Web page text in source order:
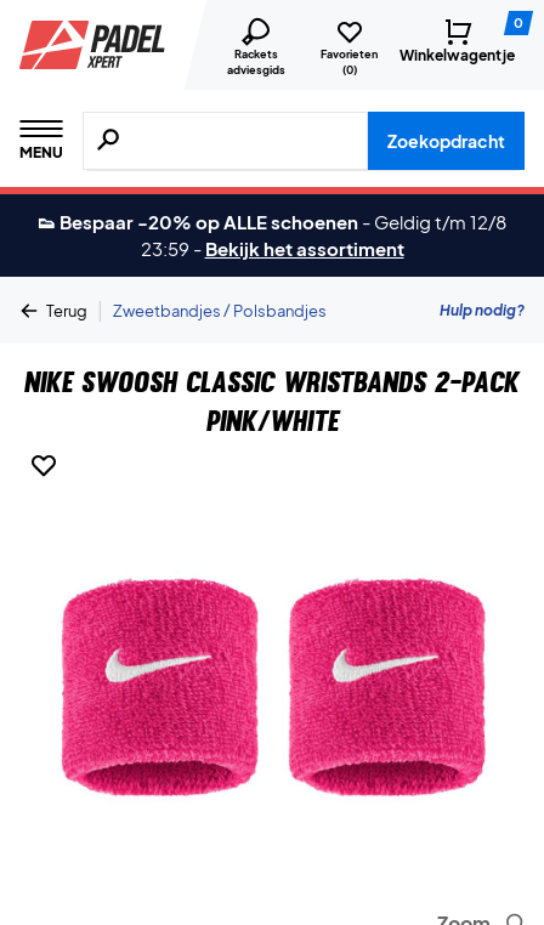
Rackets
adviesgids
Favorieten
(0)
0
Winkelwagentje
MENU
Zoeken naar producten, merken etc.
Zoekopdracht
👟 Bespaar -20% op ALLE schoenen - Geldig t/m 12/8
23:59 - Bekijk het assortiment
Terug | Zweetbandjes / Polsbandjes Hulp nodig?
Nike Swoosh Classic Wristbands 2-Pack
Pink/White